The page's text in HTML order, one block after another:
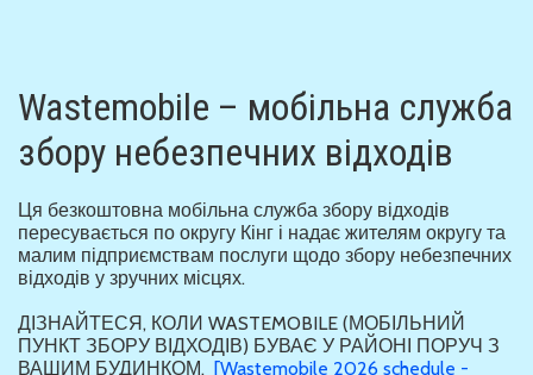
Wastemobile – мобільна служба
збору небезпечних відходів
Ця безкоштовна мобільна служба збору відходів
пересувається по округу Кінг і надає жителям округу та
малим підприємствам послуги щодо збору небезпечних
відходів у зручних місцях.
ДІЗНАЙТЕСЯ, КОЛИ WASTEMOBILE (МОБІЛЬНИЙ
ПУНКТ ЗБОРУ ВІДХОДІВ) БУВАЄ У РАЙОНІ ПОРУЧ З
ВАШИМ БУДИНКОМ. [Wastemobile 2026 schedule -